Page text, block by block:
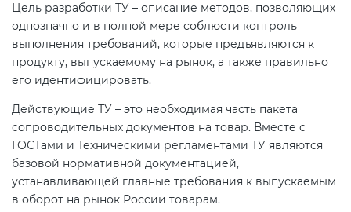
Цель разработки ТУ – описание методов, позволяющих
однозначно и в полной мере соблюсти контроль
выполнения требований, которые предъявляются к
продукту, выпускаемому на рынок, а также правильно
его идентифицировать.
Действующие ТУ – это необходимая часть пакета
сопроводительных документов на товар. Вместе с
ГОСТами и Техническими регламентами ТУ являются
базовой нормативной документацией,
устанавливающей главные требования к выпускаемым
в оборот на рынок России товарам.